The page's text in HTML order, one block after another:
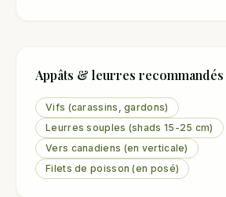
Appâts & leurres recommandés
Vifs (carassins, gardons)
Leurres souples (shads 15-25 cm)
Vers canadiens (en verticale)
Filets de poisson (en posé)